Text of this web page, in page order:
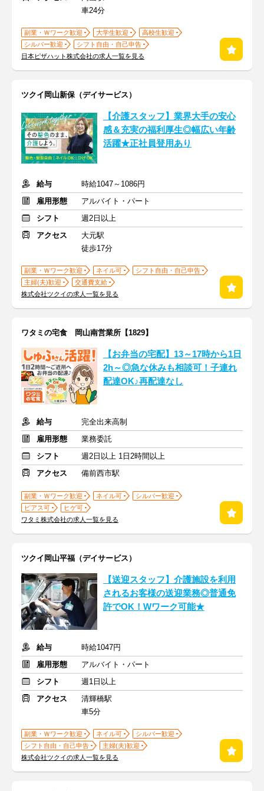
車24分
副業・Ｗワーク歓迎 大学生歓迎
高校生歓迎
シルバー歓迎
シフト自由・自己申告
日本ピザハット株式会社の求人一覧を見る
ツクイ岡山新保（デイサービス）
【介護スタッフ】業界大手の安心
感＆充実の福利厚生◎幅広い年齢
活躍★正社員登用あり
給与
時給1047～1086円
雇用形態
アルバイト・パート
シフト
週2日以上
アクセス
大元駅
徒歩17分
副業・Ｗワーク歓迎 ネイル可
シフト自由・自己申告
主婦(夫)歓迎
交通費支給
株式会社ツクイの求人一覧を見る
ワタミの宅食 岡山南営業所【1829】
【お弁当の宅配】13～17時から1日
2h～◎急な休みも相談可！子連れ
配達OK♪再配達なし
給与
完全出来高制
雇用形態
業務委託
シフト
週2日以上 1日2時間以上
アクセス
備前西市駅
副業・Ｗワーク歓迎 ネイル可
シルバー歓迎
ピアス可
ヒゲ可
ワタミ株式会社の求人一覧を見る
ツクイ岡山平福（デイサービス）
【送迎スタッフ】介護施設を利用
されるお客様の送迎業務◎普通免
許でOK！Wワーク可能★
給与
時給1047円
雇用形態
アルバイト・パート
シフト
週1日以上
アクセス
清輝橋駅
車5分
副業・Ｗワーク歓迎 ネイル可
シルバー歓迎
シフト自由・自己申告
主婦(夫)歓迎
株式会社ツクイの求人一覧を見る